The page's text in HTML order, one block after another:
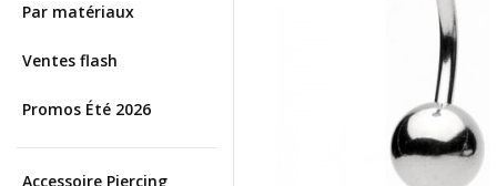
Par matériaux
Ventes flash
Promos Été 2026
Accessoire Piercing